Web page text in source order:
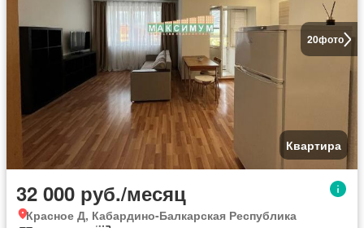
20фото
Квартира
32 000 руб./месяц
Красное Д, Кабардино-Балкарская Республика